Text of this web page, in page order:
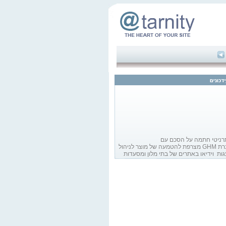
חתמה על הסכם עם
חברת GHM מצרפת להטמעה של מוצר לניהול
וידיאו באתרים של בתי מלון ומסעדות